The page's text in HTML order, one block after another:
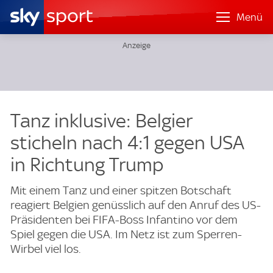
Menü
Tanz inklusive: Belgier
sticheln nach 4:1 gegen USA
in Richtung Trump
Mit einem Tanz und einer spitzen Botschaft
reagiert Belgien genüsslich auf den Anruf des US-
Präsidenten bei FIFA-Boss Infantino vor dem
Spiel gegen die USA. Im Netz ist zum Sperren-
Wirbel viel los.